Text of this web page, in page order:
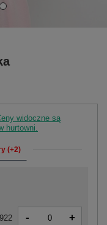
widoczne są
hurtowni.
(+2)
- +